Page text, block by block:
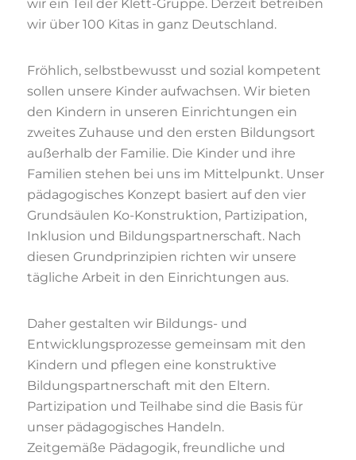
wir ein Teil der Klett-Gruppe. Derzeit betreiben
wir über 100 Kitas in ganz Deutschland.
Fröhlich, selbstbewusst und sozial kompetent
sollen unsere Kinder aufwachsen. Wir bieten
den Kindern in unseren Einrichtungen ein
zweites Zuhause und den ersten Bildungsort
außerhalb der Familie. Die Kinder und ihre
Familien stehen bei uns im Mittelpunkt. Unser
pädagogisches Konzept basiert auf den vier
Grundsäulen Ko-Konstruktion, Partizipation,
Inklusion und Bildungspartnerschaft. Nach
diesen Grundprinzipien richten wir unsere
tägliche Arbeit in den Einrichtungen aus.
Daher gestalten wir Bildungs- und
Entwicklungsprozesse gemeinsam mit den
Kindern und pflegen eine konstruktive
Bildungspartnerschaft mit den Eltern.
Partizipation und Teilhabe sind die Basis für
unser pädagogisches Handeln.
Zeitgemäße Pädagogik, freundliche und